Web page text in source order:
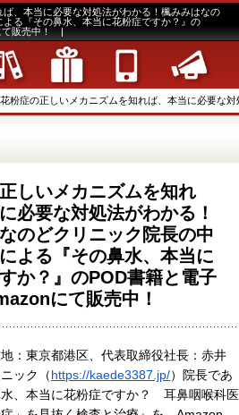
、本当に必要な対処法がわかる！楓みみはなの
る『その鼻水、本当に花粉症ですか？』の
にて販売中！ |
花粉症の正しいメカニズムを知れば、本当に必要な
しいメカニズムを知れ
必要な対処法がわかる！
のどクリニック院長の中
よる『その鼻水、本当に
か？』のPOD書籍と電子
にて販売中！
：東京都港区、代表取締役社長：赤井
ック（https://kaede3387.jp/）院長であ
、本当に花粉症ですか？ 耳鼻咽喉科医